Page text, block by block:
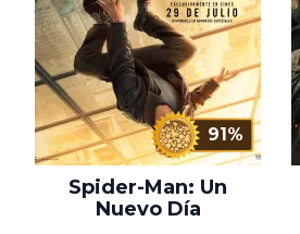
91%
Spider-Man: Un
Nuevo Día